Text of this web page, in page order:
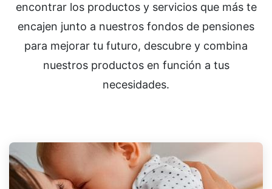
encontrar los productos y servicios que más te
encajen junto a nuestros fondos de pensiones
para mejorar tu futuro, descubre y combina
nuestros productos en función a tus
necesidades.